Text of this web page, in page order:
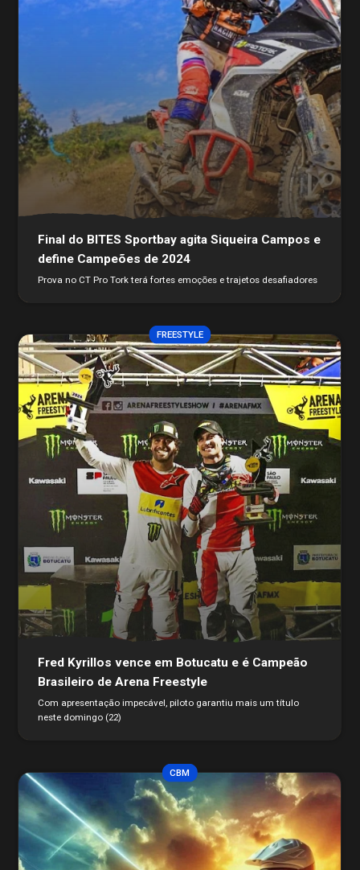
Final do BITES Sportbay agita Siqueira Campos e
define Campeões de 2024
Prova no CT Pro Tork terá fortes emoções e trajetos desafiadores
Fred Kyrillos vence em Botucatu e é Campeão
Brasileiro de Arena Freestyle
Com apresentação impecável, piloto garantiu mais um título
neste domingo (22)
FREESTYLE
CBM